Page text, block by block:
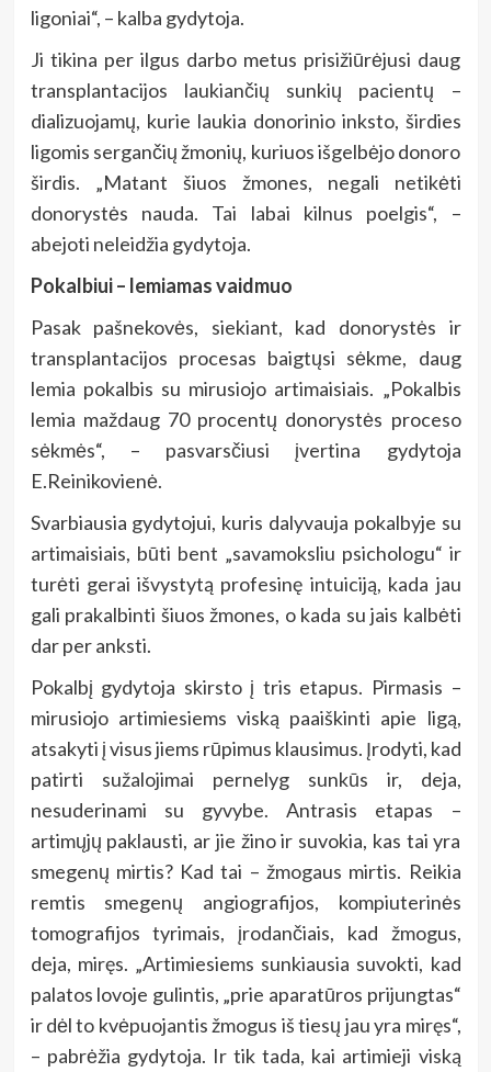
ligoniai“, – kalba gydytoja.
Ji tikina per ilgus darbo metus prisižiūrėjusi daug
transplantacijos laukiančių sunkių pacientų –
dializuojamų, kurie laukia donorinio inksto, širdies
ligomis sergančių žmonių, kuriuos išgelbėjo donoro
širdis. „Matant šiuos žmones, negali netikėti
donorystės nauda. Tai labai kilnus poelgis“, –
abejoti neleidžia gydytoja.
Pokalbiui – lemiamas vaidmuo
Pasak pašnekovės, siekiant, kad donorystės ir
transplantacijos procesas baigtųsi sėkme, daug
lemia pokalbis su mirusiojo artimaisiais. „Pokalbis
lemia maždaug 70 procentų donorystės proceso
sėkmės“, – pasvarsčiusi įvertina gydytoja
E.Reinikovienė.
Svarbiausia gydytojui, kuris dalyvauja pokalbyje su
artimaisiais, būti bent „savamoksliu psichologu“ ir
turėti gerai išvystytą profesinę intuiciją, kada jau
gali prakalbinti šiuos žmones, o kada su jais kalbėti
dar per anksti.
Pokalbį gydytoja skirsto į tris etapus. Pirmasis –
mirusiojo artimiesiems viską paaiškinti apie ligą,
atsakyti į visus jiems rūpimus klausimus. Įrodyti, kad
patirti sužalojimai pernelyg sunkūs ir, deja,
nesuderinami su gyvybe. Antrasis etapas –
artimųjų paklausti, ar jie žino ir suvokia, kas tai yra
smegenų mirtis? Kad tai – žmogaus mirtis. Reikia
remtis smegenų angiografijos, kompiuterinės
tomografijos tyrimais, įrodančiais, kad žmogus,
deja, miręs. „Artimiesiems sunkiausia suvokti, kad
palatos lovoje gulintis, „prie aparatūros prijungtas“
ir dėl to kvėpuojantis žmogus iš tiesų jau yra miręs“,
– pabrėžia gydytoja. Ir tik tada, kai artimieji viską